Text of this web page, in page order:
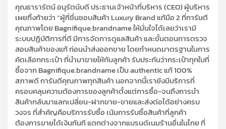
คุณธารารัตน์ อนุรัตน์บดี ประธานเจ้าหน้าที่บริหาร (CEO) ผู้บริหาร
เผยทิ้งท้ายว่า “ผู้ที่ชื่นชอบสินค้า Luxury Brand แท้มือ2 ที่การันตี
คุณภาพโดย Bagnifique.brandnameให้มั่นใจได้เลยว่าเรามี
ระบบปฏิบัติการที่ดี มีการจัดการดูแลสินค้า และขั้นตอนการตรวจ
สอบสินค้าของแท้ ก่อนนำส่งออกขาย โดยกำหนดมาตรฐานในการ
คัดเลือกกระเป๋า ที่นำมาขายให้กับลูกค้า รับประกันว่ากระเป๋าทุกใบที่
ซื้อจากBagnifique.brandnameเป็นauthenticแท้100%
สภาพดี การันตีคุณภาพทุกสินค้า นอกจากนี้เรายังมีบริการที่
ครอบคลุมความต้องการของลูกค้าตั้งแต่การซื้อ-จนถึงการนำ
สินค้ากลับมาแลกเปลี่ยน-ฝากขาย-ขายและส่งต่อได้อย่างครบ
วงจร ที่สำคัญคือบริการรับซื้อ เน้นการรับซื้อสินค้าที่ลูกค้า
ต้องการขายได้เงินทันที แตกต่างจากแบรนด์เนมร้านอื่นในไทย ที่